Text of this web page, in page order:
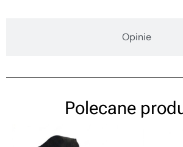
Opinie
Polecane